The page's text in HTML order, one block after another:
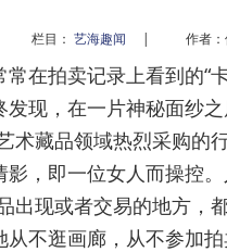
栏目： 艺海趣闻 | 作者：
拍卖记录上看到的“
发现，在一片神秘面纱
术藏品领域热烈采购的
影，即一位女人而操控。
出现或者交易的地方，
从不逛画廊，从不参加